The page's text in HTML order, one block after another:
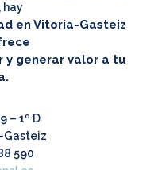
hay
en Vitoria-Gasteiz
y generar valor a tu
– 1º D
Gasteiz
590